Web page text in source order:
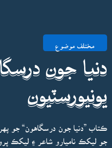
مختلف موضوع
دنيا جون
يونيورسٽيون
ڪتاب ”دنيا جون درسگاهون“ جو
جو ليکڪ ناميارو شاعر ۽ ليکڪ